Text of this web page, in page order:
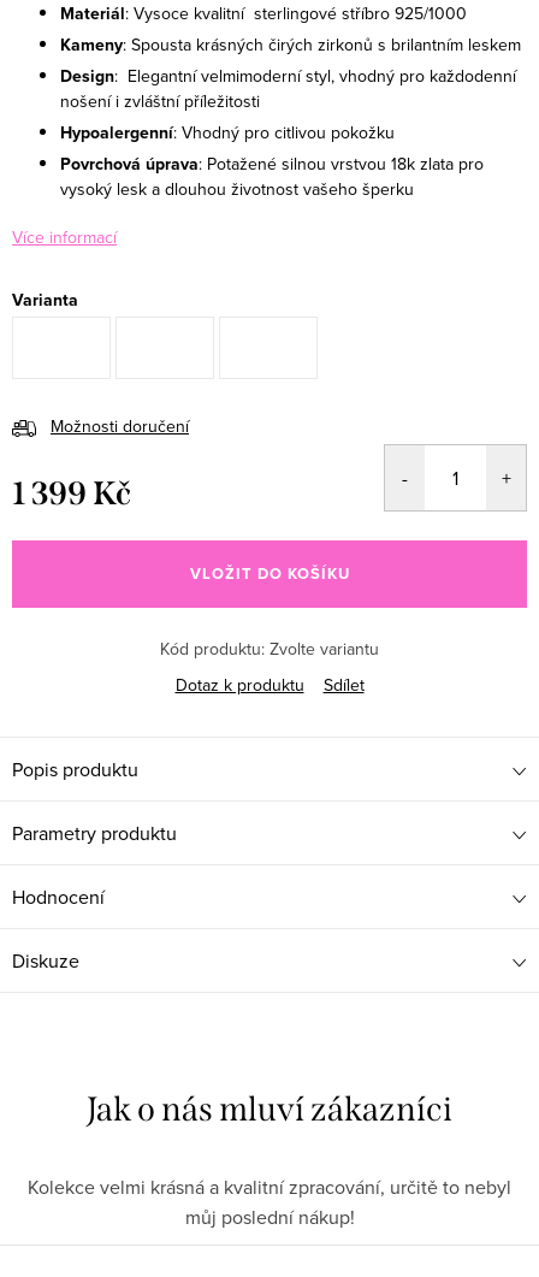
Materiál: Vysoce kvalitní sterlingové stříbro 925/1000
Kameny: Spousta krásných čirých zirkonů s brilantním leskem
Design: Elegantní velmimoderní styl, vhodný pro každodenní
nošení i zvláštní příležitosti
Hypoalergenní: Vhodný pro citlivou pokožku
Povrchová úprava: Potažené silnou vrstvou 18k zlata pro
vysoký lesk a dlouhou životnost vašeho šperku
Více informací
Varianta
Možnosti doručení
1 399 Kč
VLOŽIT DO KOŠÍKU
Kód produktu: Zvolte variantu
Dotaz k produktu
Sdílet
Popis produktu
Parametry produktu
Hodnocení
Diskuze
Kolekce velmi krásná a kvalitní zpracování, určitě to nebyl
můj poslední nákup!